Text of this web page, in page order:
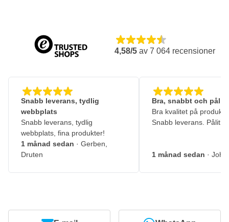
4,58/5 av 7 064 recensioner
Snabb leverans, tydlig
webbplats
Snabb leverans, tydlig
webbplats, fina produkter!
1 månad sedan · Gerben,
Druten
Bra, snabbt och
Bra kvalitet på
Snabb leverans.
1 månad sedan ·